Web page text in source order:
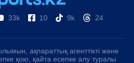
33k 10 9k 24
ақпараттық агенттікті және
қою, қайта есепке алу туралы